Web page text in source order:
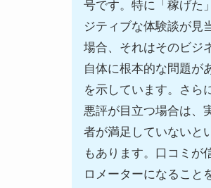
号です。特に「稼げた
ジティブな体験談が見
場合、それはそのビジ
自体に根本的な問題が
を示しています。さら
悪評が目立つ場合は、
者が満足していないと
もあります。口コミが
ロメーターになること